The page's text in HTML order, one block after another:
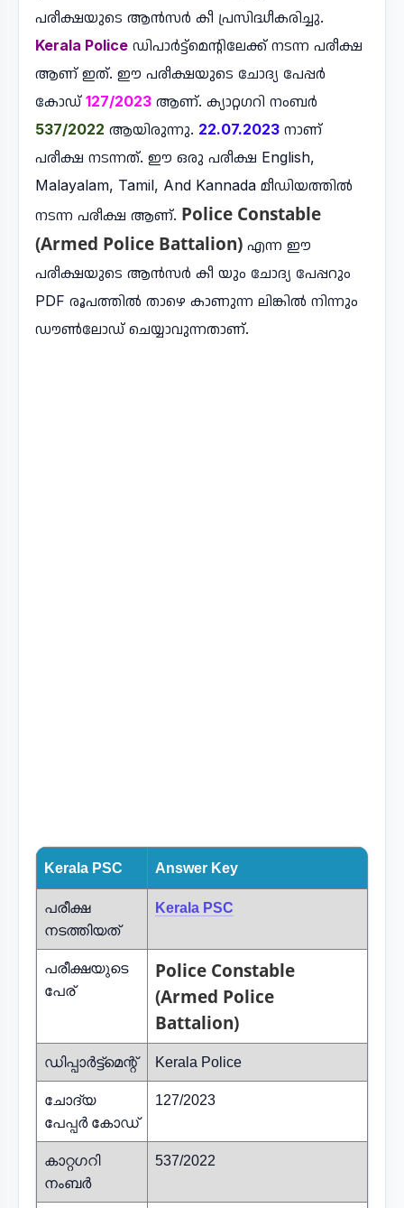
പരീക്ഷയുടെ ആൻസർ കീ പ്രസിദ്ധീകരിച്ചു.
Kerala Police ഡിപാർട്ട്മെന്റിലേക്ക് നടന്ന പരീക്ഷ
ആണ് ഇത്. ഈ പരീക്ഷയുടെ ചോദ്യ പേപ്പർ
കോഡ് 127/2023 ആണ്. ക്യാറ്റഗറി നംബർ
537/2022 ആയിരുന്നു. 22.07.2023 നാണ്
പരീക്ഷ നടന്നത്. ഈ ഒരു പരീക്ഷ English,
Malayalam, Tamil, And Kannada മീഡിയത്തിൽ
നടന്ന പരീക്ഷ ആണ്. Police Constable
(Armed Police Battalion) എന്ന ഈ
പരീക്ഷയുടെ ആൻസർ കീ യും ചോദ്യ പേപ്പറും
PDF രൂപത്തിൽ താഴെ കാണുന്ന ലിങ്കിൽ നിന്നും
ഡൗൺലോഡ് ചെയ്യാവുന്നതാണ്.
Kerala PSC Answer Key
പരീക്ഷ
നടത്തിയത്
Kerala PSC
പരീക്ഷയുടെ
പേര്
Police Constable
(Armed Police
Battalion)
ഡിപ്പാർട്ട്മെന്റ് Kerala Police
ചോദ്യ
പേപ്പർ കോഡ്
127/2023
കാറ്റഗറി
നംബർ
537/2022